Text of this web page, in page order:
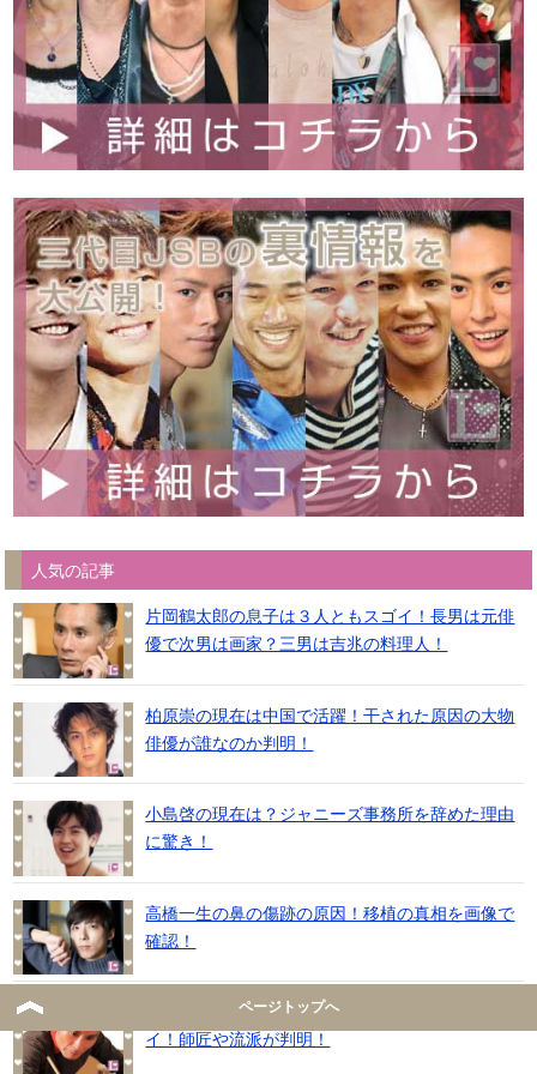
人気の記事
片岡鶴太郎の息子は３人ともスゴイ！長男は元俳
優で次男は画家？三男は吉兆の料理人！
柏原崇の現在は中国で活躍！干された原因の大物
俳優が誰なのか判明！
小島啓の現在は？ジャニーズ事務所を辞めた理由
に驚き！
高橋一生の鼻の傷跡の原因！移植の真相を画像で
確認！
片岡鶴太郎のヨガのナウリと内臓剥がしがヤバ
イ！師匠や流派が判明！
ページトップへ